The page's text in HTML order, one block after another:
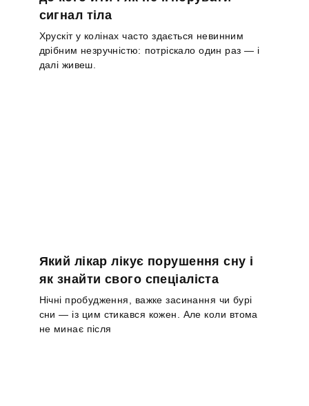
сигнал тіла
Хрускіт у колінах часто здається невинним
дрібним незручністю: потріскало один раз — і
далі живеш.
Який лікар лікує порушення сну і
як знайти свого спеціаліста
Нічні пробудження, важке засинання чи бурі
сни — із цим стикався кожен. Але коли втома
не минає після